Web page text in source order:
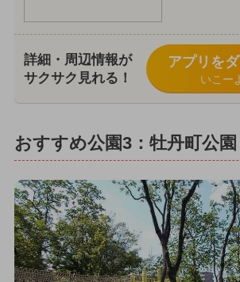
詳細・周辺情報が
サクサク見れる！
アプリを
いこー
おすすめ公園3：牡丹町公園